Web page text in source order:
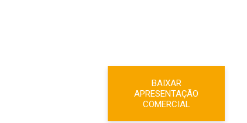
BAIXAR
APRESENTAÇÃO
COMERCIAL